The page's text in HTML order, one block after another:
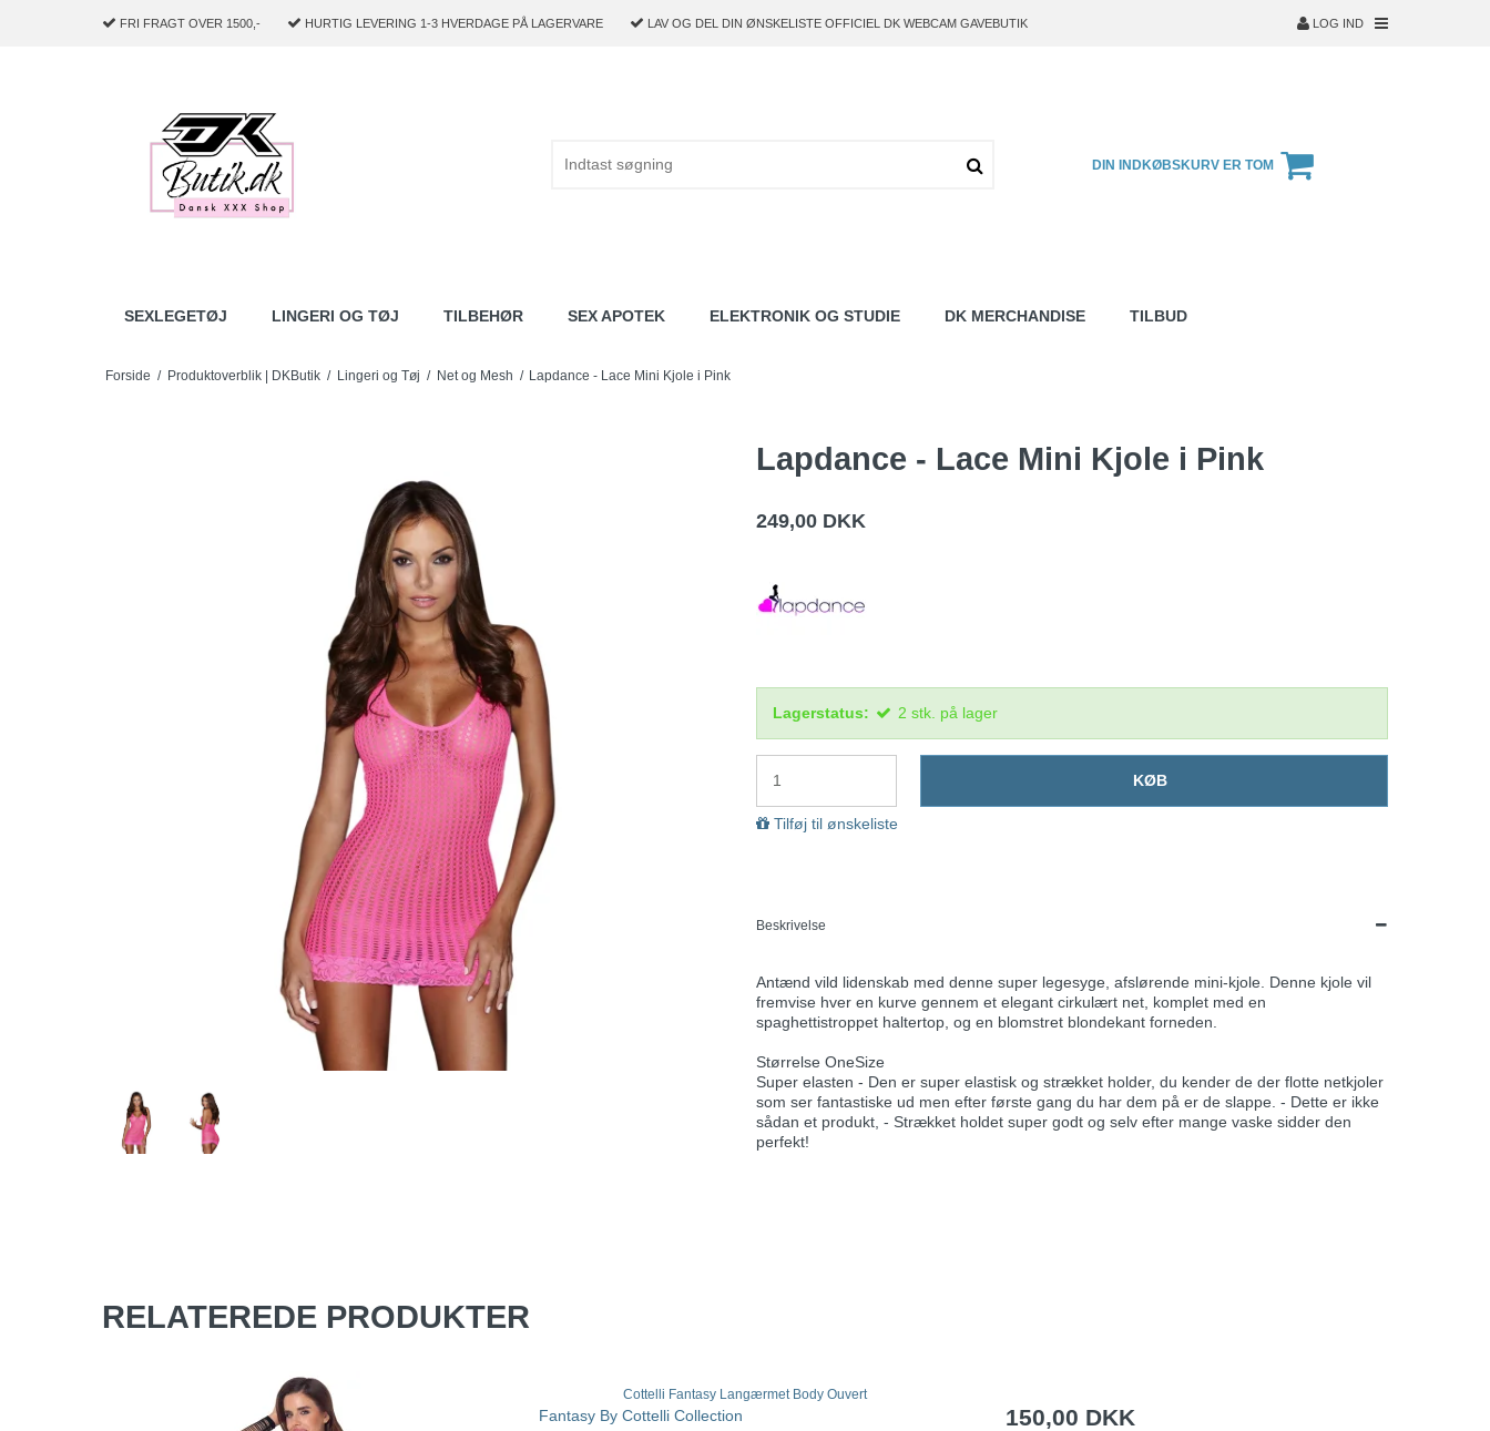
FRI FRAGT OVER 1500,- HURTIG LEVERING 1-3 HVERDAGE PÅ LAGERVARE LAV OG DEL DIN ØNSKELISTE OFFICIEL DK WEBCAM GAVEBUTIK LOG IND
DIN INDKØBSKURV ER TOM
SEXLEGETØJ LINGERI OG TØJ TILBEHØR SEX APOTEK ELEKTRONIK OG STUDIE DK MERCHANDISE TILBUD
Forside / Produktoverblik | DKButik / Lingeri og Tøj / Net og Mesh / Lapdance - Lace Mini Kjole i Pink
Lapdance - Lace Mini Kjole i Pink
249,00 DKK
Lagerstatus: 2 stk. på lager
KØB
Tilføj til ønskeliste
Beskrivelse
Antænd vild lidenskab med denne super legesyge, afslørende mini-kjole. Denne kjole vil
fremvise hver en kurve gennem et elegant cirkulært net, komplet med en
spaghettistroppet haltertop, og en blomstret blondekant forneden.
Størrelse OneSize
Super elasten - Den er super elastisk og strækket holder, du kender de der flotte netkjoler
som ser fantastiske ud men efter første gang du har dem på er de slappe. - Dette er ikke
sådan et produkt, - Strækket holdet super godt og selv efter mange vaske sidder den
perfekt!
RELATEREDE PRODUKTER
Cottelli Fantasy Langærmet Body Ouvert
Fantasy By Cottelli Collection 150,00 DKK